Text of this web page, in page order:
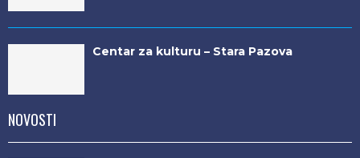
Centar za kulturu – Stara Pazova
NOVOSTI